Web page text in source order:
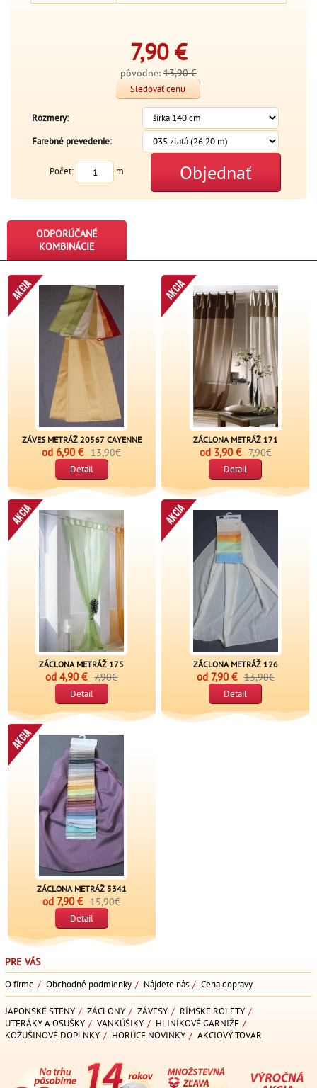
7,90€
pôvodne: 13,90 €
Sledovať cenu
Rozmery:
Farebné prevedenie:
Počet: m Objednať
ODPORÚČANÉ
KOMBINÁCIE
ZÁVES METRÁŽ 20567 CAYENNE
od 6,90 € 13,90€
Detail
ZÁCLONA METRÁŽ 171
od 3,90 € 7,90€
Detail
ZÁCLONA METRÁŽ 175
od4,90 € 7,90€
Detail
ZÁCLONA METRÁŽ 126
od 7,90 € 13,90€
Detail
ZÁCLONA METRÁŽ 5341
od 7,90 € 15,90€
Detail
PRE VÁS
O firme / Obchodné podmienky / Nájdete nás / Cena dopravy
JAPONSKÉ STENY / ZÁCLONY / ZÁVESY / RÍMSKE ROLETY /
UTERÁKY A OSUŠKY / VANKÚŠIKY / HLINÍKOVÉ GARNIŽE /
KOŽUŠINOVÉ DOPLNKY / HORÚCE NOVINKY / AKCIOVÝ TOVAR